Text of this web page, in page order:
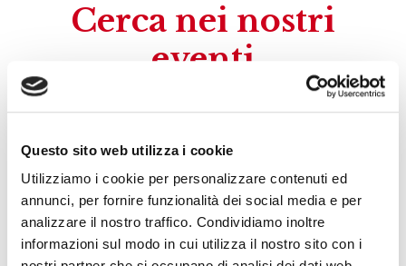
Questo sito web utilizza i cookie
Utilizziamo i cookie per personalizzare contenuti ed
annunci, per fornire funzionalità dei social media e per
analizzare il nostro traffico. Condividiamo inoltre
informazioni sul modo in cui utilizza il nostro sito con i
Cerca nei nostri
eventi